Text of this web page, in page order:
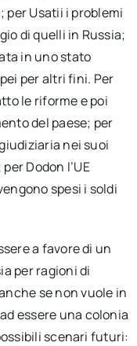
per Usatii i problemi
di quelli in Russia;
in uno stato
per altri fini. Per
le riforme e poi
del paese; per
nei suoi
Dodon l’UE
spesi i soldi
a favore di un
per ragioni di
se non vuole in
essere una colonia
scenari futuri: